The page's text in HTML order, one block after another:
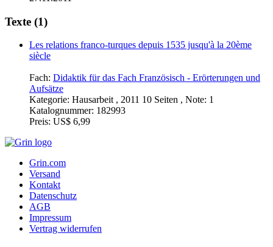
Texte (1)
Les relations franco-turques depuis 1535 jusqu'à la 20ème
siècle
Fach: Didaktik für das Fach Französisch - Erörterungen und
Aufsätze
Kategorie: Hausarbeit , 2011 10 Seiten , Note: 1
Katalognummer: 182993
Preis: US$ 6,99
Grin.com
Versand
Kontakt
Datenschutz
AGB
Impressum
Vertrag widerrufen